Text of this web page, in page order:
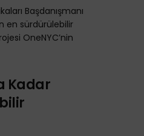
Başdanışmanı
en sürdürülebilir
OneNYC’nin
Kadar